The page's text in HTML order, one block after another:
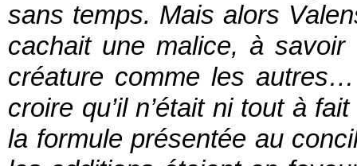
sans temps. Mais alors
cachait une malice, à
créature comme les
croire qu’il n’était ni tout à
la formule présentée au